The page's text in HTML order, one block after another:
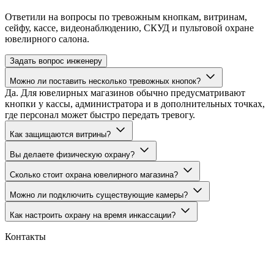
Ответили на вопросы по тревожным кнопкам, витринам,
сейфу, кассе, видеонаблюдению, СКУД и пультовой охране
ювелирного салона.
Задать вопрос инженеру
Можно ли поставить несколько тревожных кнопок?
Да. Для ювелирных магазинов обычно предусматривают
кнопки у кассы, администратора и в дополнительных точках,
где персонал может быстро передать тревогу.
Как защищаются витрины?
Вы делаете физическую охрану?
Сколько стоит охрана ювелирного магазина?
Можно ли подключить существующие камеры?
Как настроить охрану на время инкассации?
Контакты